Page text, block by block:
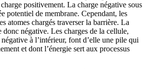
positivement. La charge négative sous
potentiel de membrane. Cependant, les
atomes chargés traverser la barrière. La
donc négative. Les charges de la cellule,
à l’intérieur, font d’elle une pile qui
et dont l’énergie sert aux processus